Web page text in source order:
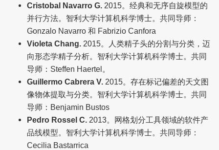
Cristobal Navarro G. 2015。经典和无序自旋模型的
并行方法。智利大学计算机科学博士。共同导师：
Gonzalo Navarro 和 Fabrizio Canfora
Violeta Chang. 2015。人类精子头的分割与分类，迈
向形态学精子分析。智利大学计算机科学博士。共同
导师：Steffen Haertel。
Guillermo Cabrera V. 2015。存在标记偏差的天文图
像物体提取与分类。智利大学计算机科学博士。共同
导师：Benjamin Bustos
Pedro Rossel C. 2013。网格划分工具领域的软件产
品线模型。智利大学计算机科学博士。共同导师：
Cecilia Bastarrica